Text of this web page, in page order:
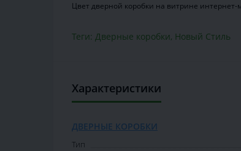
Цвет дверной коробки на витрине
Теги: Дверные коробки, Новый Стиль
Характеристики
ДВЕРНЫЕ КОРОБКИ
Тип